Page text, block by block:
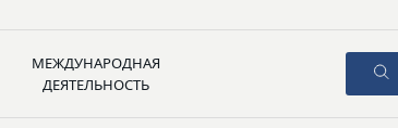
МЕЖДУНАРОДНАЯ
ДЕЯТЕЛЬНОСТЬ